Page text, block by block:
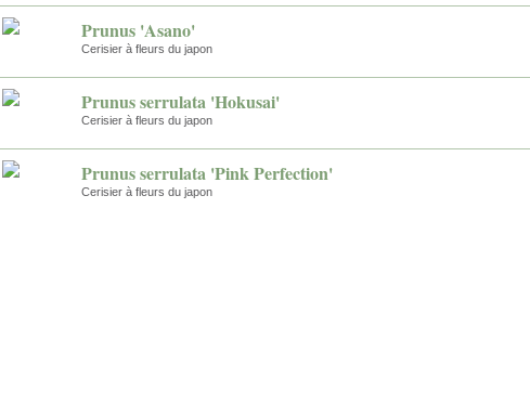
Prunus 'Asano'
Cerisier à fleurs du japon
Prunus serrulata 'Hokusai'
Cerisier à fleurs du japon
Prunus serrulata 'Pink Perfection'
Cerisier à fleurs du japon